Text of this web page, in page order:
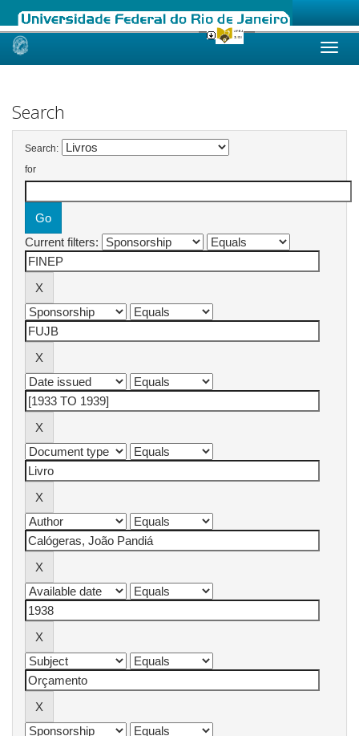
Skip
Search
Search:
for
Current filters: